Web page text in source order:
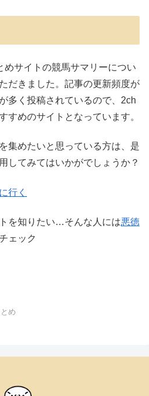
めサイトの競馬サマリーについ
だきました。記事の更新頻度が
多く投稿されているので、2ch
すめのサイトとなっています。
集めたいと思っている方は、是
してみてはいかがでしょうか？
行く
を知りたい…そんな人には悪徳
ェック
め